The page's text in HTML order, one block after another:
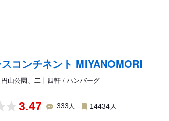
コンチネント MIYANOMORI
山公園、二十四軒 / ハンバーグ
3.47 333 人 14434 人